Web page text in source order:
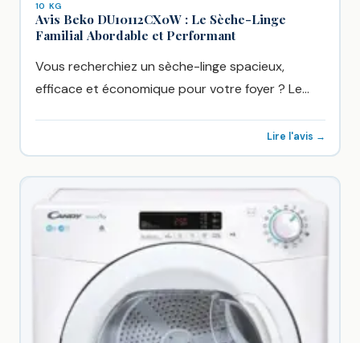
10 KG
Avis Beko DU10112CX0W : Le Sèche-Linge
Familial Abordable et Performant
Vous recherchiez un sèche-linge spacieux,
efficace et économique pour votre foyer ? Le
Lire l'avis →